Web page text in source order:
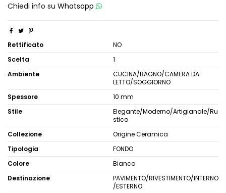
Chiedi info su Whatsapp
Rettificato
NO
Scelta
1
Ambiente
CUCINA/BAGNO/CAMERA DA
LETTO/SOGGIORNO
Spessore
10 mm
Stile
Elegante/Moderno/Artigianale/Ru
stico
Collezione
Origine Ceramica
Tipologia
FONDO
Colore
Bianco
Destinazione
PAVIMENTO/RIVESTIMENTO/INTERNO
/ESTERNO